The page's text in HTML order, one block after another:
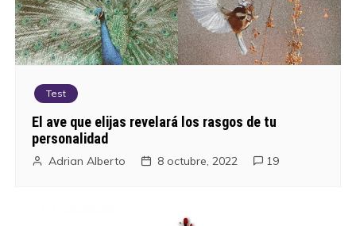
Test
El ave que elijas revelará los rasgos de tu
personalidad
Adrian Alberto 8 octubre, 2022 19